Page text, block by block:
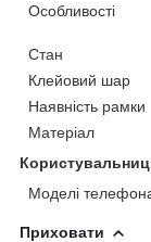
Особливості
Стан
Клейовий шар
Наявність рамки
Матеріал
Моделі
Приховати